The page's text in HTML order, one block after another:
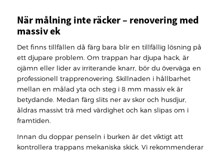
När målning inte räcker – renovering med
massiv ek
Det finns tillfällen då färg bara blir en tillfällig lösning på
ett djupare problem. Om trappan har djupa hack, är
ojämn eller lider av irriterande knarr, bör du överväga en
professionell trapprenovering. Skillnaden i hållbarhet
mellan en målad yta och steg i 8 mm massiv ek är
betydande. Medan färg slits ner av skor och husdjur,
åldras massivt trä med värdighet och kan slipas om i
framtiden.
Innan du doppar penseln i burken är det viktigt att
kontrollera trappans mekaniska skick. Vi rekommenderar